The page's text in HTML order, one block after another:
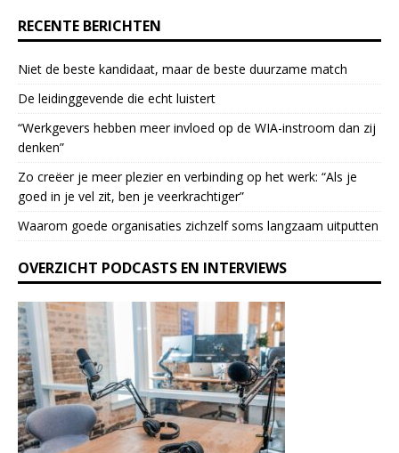
.
l
e
a
s
e
l
a
v
t
h
i
s
f
i
e
l
d
b
RECENTE BERICHTEN
Niet de beste kandidaat, maar de beste duurzame match
De leidinggevende die echt luistert
“Werkgevers hebben meer invloed op de WIA-instroom dan zij
denken”
Zo creëer je meer plezier en verbinding op het werk: “Als je
goed in je vel zit, ben je veerkrach­tiger”
Waarom goede organisaties zichzelf soms langzaam uitputten
OVERZICHT PODCASTS EN INTERVIEWS